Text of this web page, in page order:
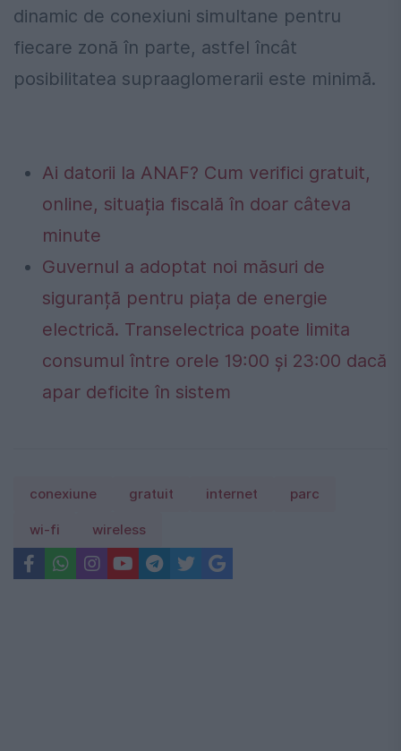
dinamic de conexiuni simultane pentru
fiecare zonă în parte, astfel încât
posibilitatea supraaglomerarii este minimă.
Ai datorii la ANAF? Cum verifici gratuit,
online, situația fiscală în doar câteva
minute
Guvernul a adoptat noi măsuri de
siguranță pentru piața de energie
electrică. Transelectrica poate limita
consumul între orele 19:00 și 23:00 dacă
apar deficite în sistem
conexiune gratuit internet parc
wi-fi wireless